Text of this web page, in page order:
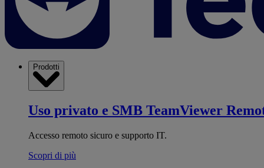
Prodotti
Uso privato e SMB TeamViewer
Accesso remoto sicuro e supporto IT.
Scopri di più